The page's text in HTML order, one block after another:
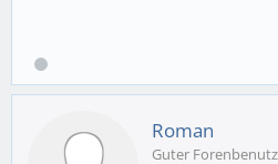
Roman
Guter